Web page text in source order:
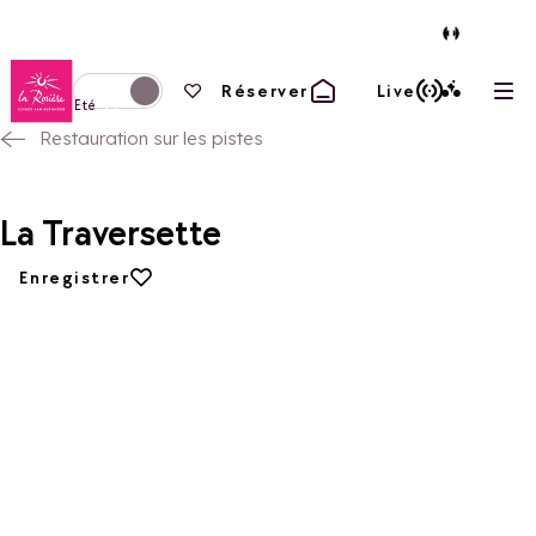
Retour à la page d'accueil
Basculer l'affichage en mode hiver
Eté
Vos favoris
Réserver Live
Restauration sur les pistes
La Traversette
Enregistrer
aux favoris